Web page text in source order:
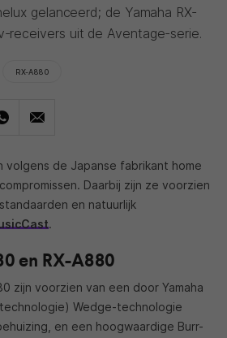
gelanceerd; de Yamaha RX-
receivers uit de Aventage-serie.
RX-A880
volgens de Japanse fabrikant home
Daarbij zijn ze voorzien
en natuurlijk
.
en RX-A880
zijn voorzien van een door Yamaha
Wedge-technologie
en een hoogwaardige Burr-